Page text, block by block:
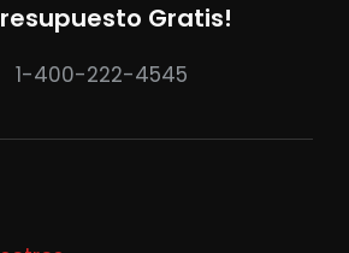
Gratis!
1-400-222-4545